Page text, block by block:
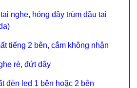
nghe, hỏng dây trùm đầu tai
tiếng 2 bên, cắm không nhận
rè, đứt dây
đèn led 1 bên hoặc 2 bên